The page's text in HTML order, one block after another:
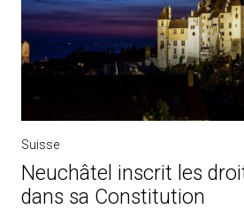
Suisse
Neuchâtel inscrit les
dans sa Constitution